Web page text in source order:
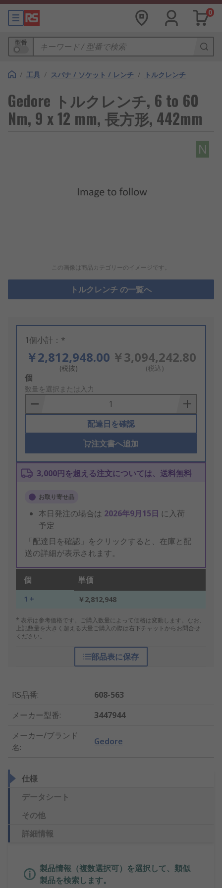
0
型番
/ 工具 / スパナ / ソケット / レンチ / トルクレンチ
Gedore トルクレンチ, 6 to 60
Nm, 9 x 12 mm, 長方形, 442mm
N
この画像は商品カテゴリーのイメージです。
トルクレンチ の一覧へ
1個小計：*
￥2,812,948.00
(税抜)
￥3,094,242.80
(税込)
Add
to
Basket
個
数量を選択または入力
配達日を確認
注文書へ追加
3,000円を超える注文については、送料無料
お取り寄せ品
本日発注の場合は 2026年9月15日 に入荷
予定
「配達日を確認」をクリックすると、在庫と配
送の詳細が表示されます。
個 単価
1 + ￥2,812,948
* 表示は参考価格です。ご購入数量によって価格は変動します。なお、
上記数量を大きく超える大量ご購入の際は右下チャットからお問合せ
ください。
部品表に保存
RS品番:
608-563
メーカー型番:
3447944
メーカー/ブランド
名:
Gedore
仕様
データシート
その他
詳細情報
製品情報（複数選択可）を選択して、類似
製品を検索します。